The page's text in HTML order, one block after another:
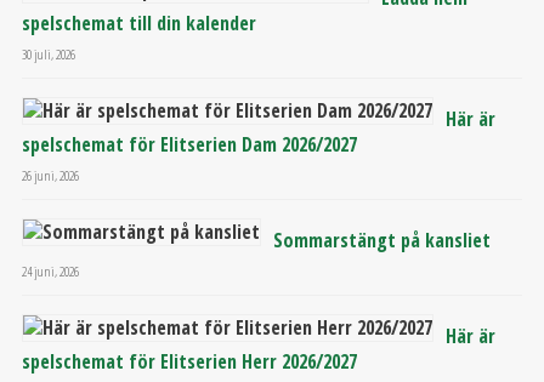
spelschemat till din kalender
30 juli, 2026
Här är
spelschemat för Elitserien Dam 2026/2027
26 juni, 2026
Sommarstängt på kansliet
24 juni, 2026
Här är
spelschemat för Elitserien Herr 2026/2027